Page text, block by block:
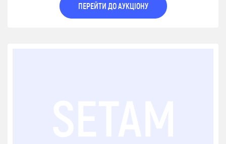
ПЕРЕЙТИ ДО АУКЦІОНУ